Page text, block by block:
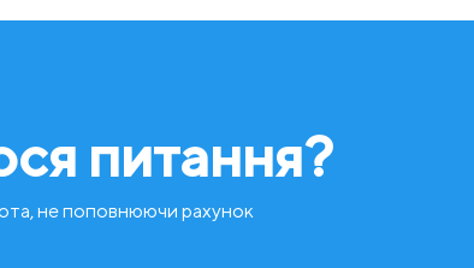
питання?
не поповнюючи рахунок